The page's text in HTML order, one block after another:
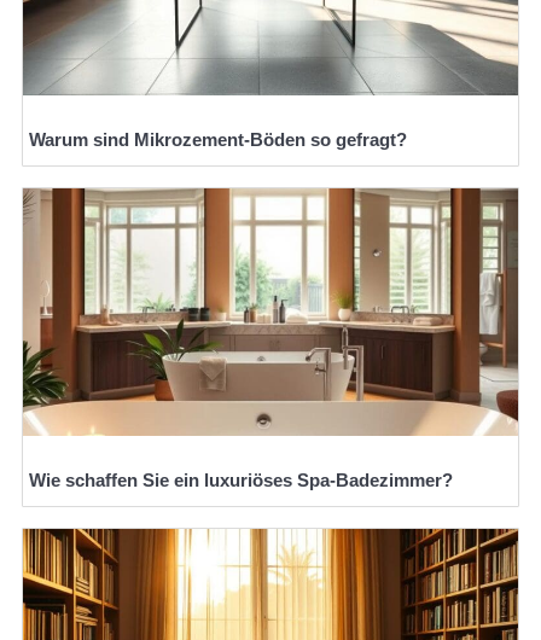
Warum sind Mikrozement-Böden so gefragt?
Wie schaffen Sie ein luxuriöses Spa-Badezimmer?